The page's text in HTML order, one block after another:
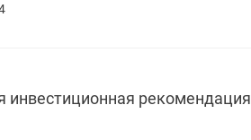
инвестиционная рекомендация